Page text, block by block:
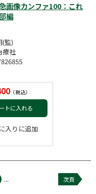
画像カンファ100：これ
編
(監)
療社
（税込）
トに入れる
入りに追加
... 次頁